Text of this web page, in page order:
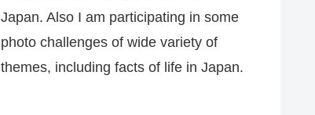
Japan. Also I am participating in some
photo challenges of wide variety of
themes, including facts of life in Japan.